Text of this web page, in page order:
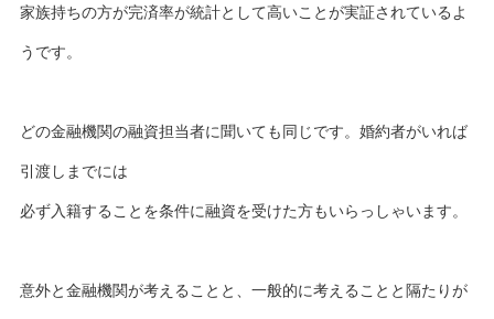
家族持ちの方が完済率が統計として高いことが実証されているよ
うです。
どの金融機関の融資担当者に聞いても同じです。婚約者がいれば
引渡しまでには
必ず入籍することを条件に融資を受けた方もいらっしゃいます。
意外と金融機関が考えることと、一般的に考えることと隔たりが